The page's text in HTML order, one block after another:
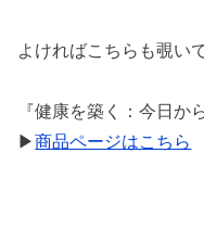
よければこちらも覗い
『健康を築く：今日か
▶︎商品ページはこちら